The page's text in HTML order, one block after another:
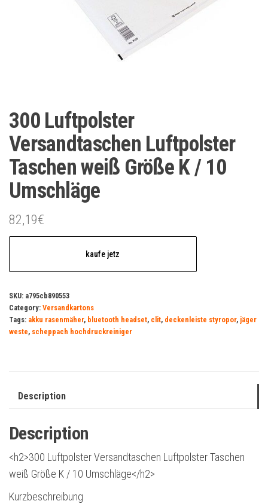
300 Luftpolster
Versandtaschen Luftpolster
Taschen weiß Größe K / 10
Umschläge
82,19€
kaufe jetz
SKU: a795cb890553
Category: Versandkartons
Tags: akku rasenmäher, bluetooth headset, clit, deckenleiste styropor, jäger
weste, scheppach hochdruckreiniger
Description
Description
<h2>300 Luftpolster Versandtaschen Luftpolster Taschen
weiß Größe K / 10 Umschläge</h2>
Kurzbeschreibung